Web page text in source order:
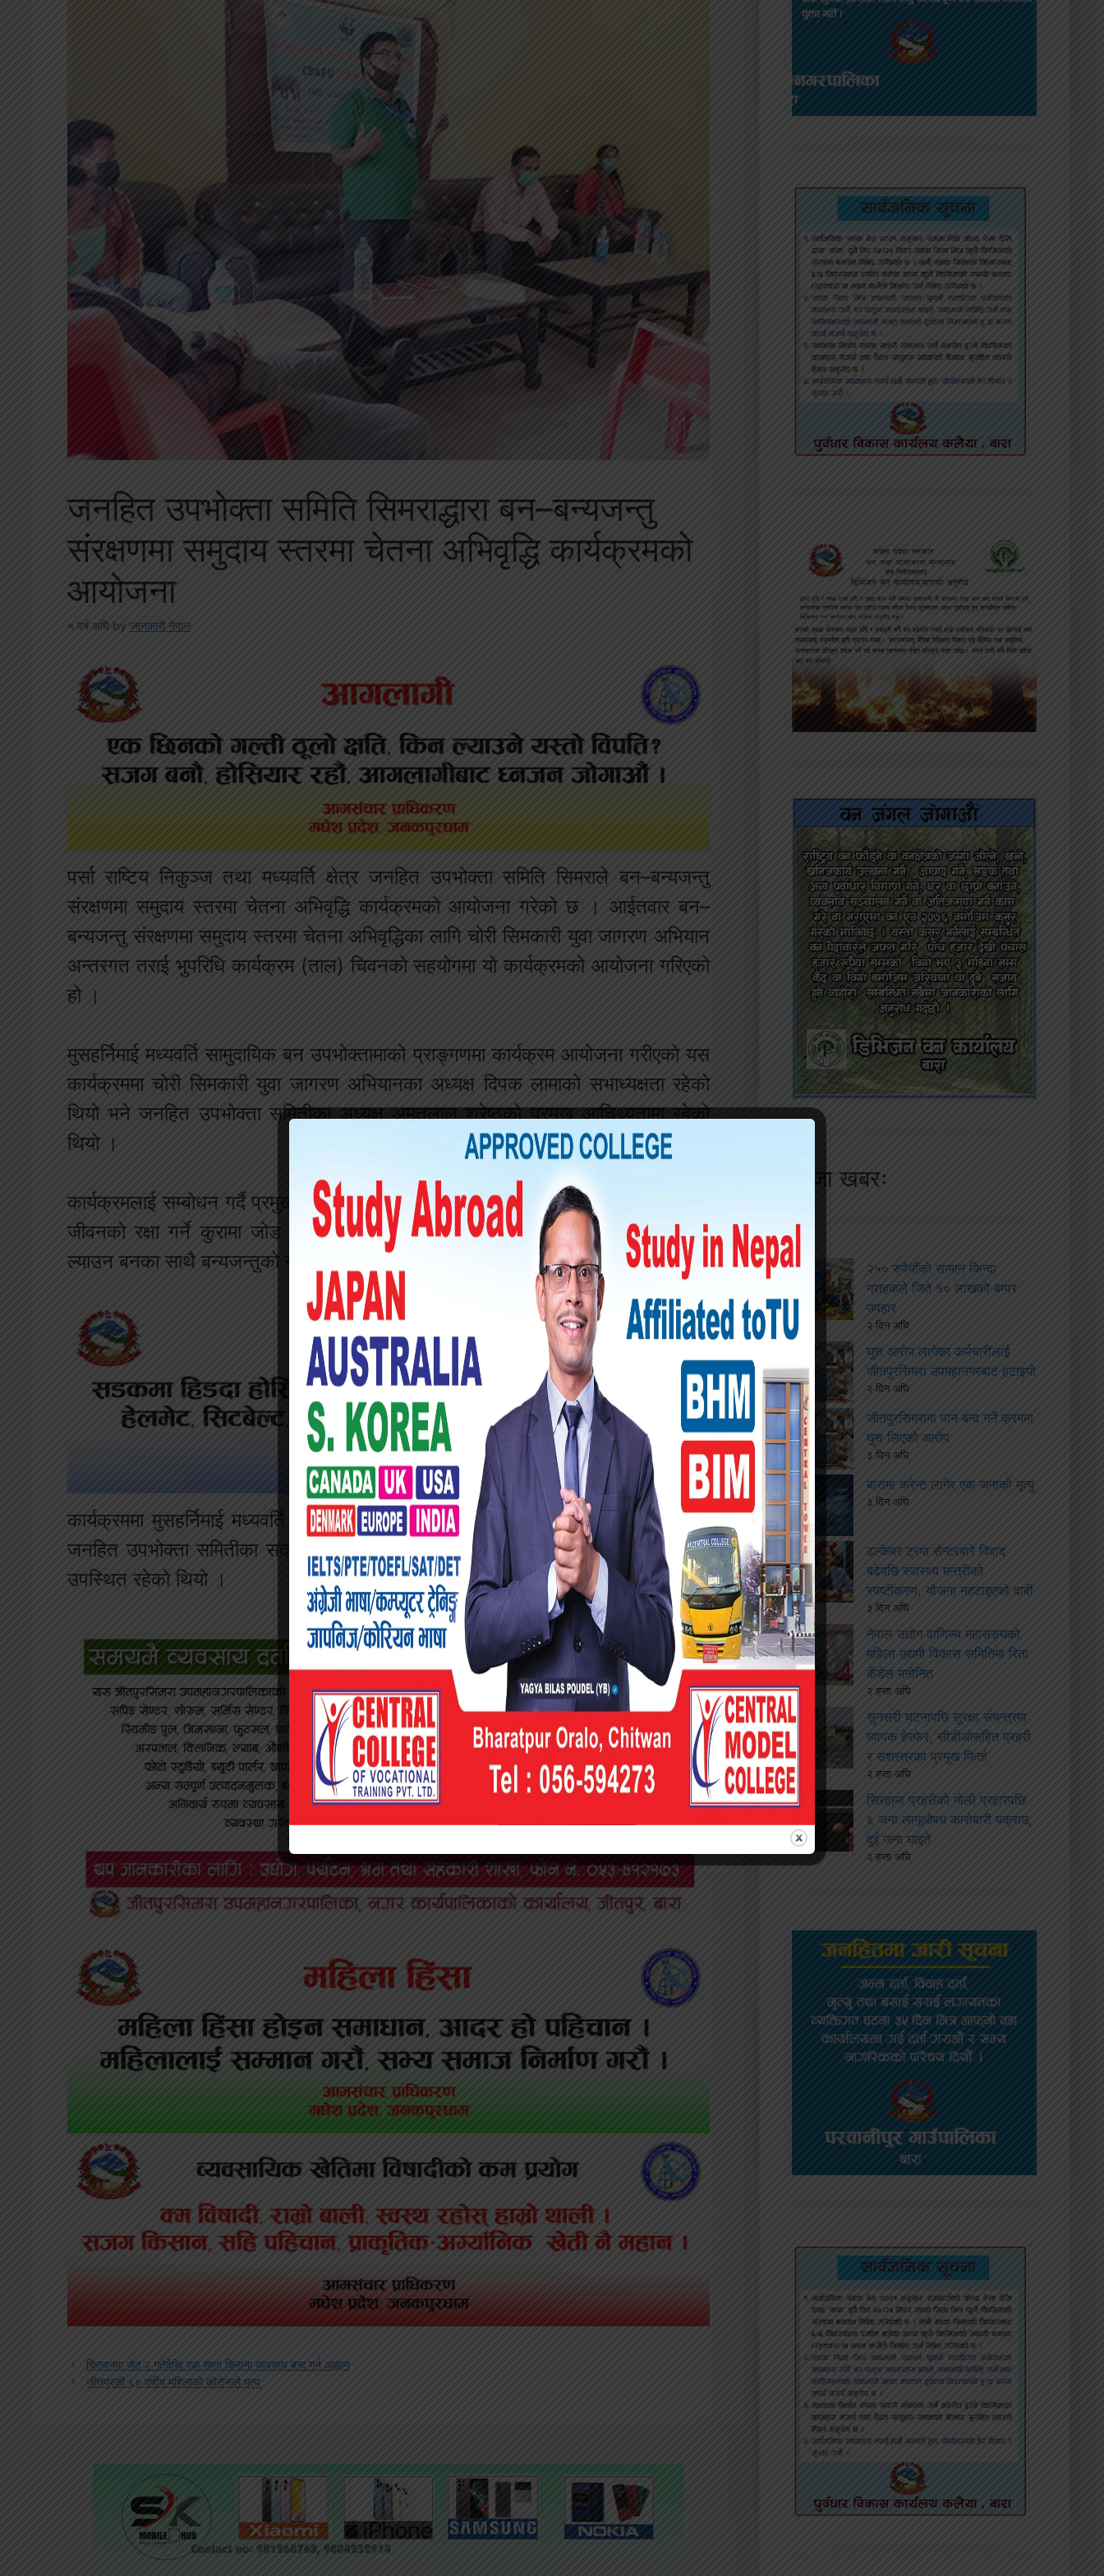
जनहित उपभोक्ता समिति सिमराद्धारा बन–बन्यजन्तु
संरक्षणमा समुदाय स्तरमा चेतना अभिवृद्धि कार्यक्रमको
आयोजना
५ वर्ष अघि by जानकारी नेपाल
पर्सा राष्टिय निकुञ्ज तथा मध्यवर्ति क्षेत्र जनहित उपभोक्ता समिति सिमराले बन–बन्यजन्तु
संरक्षणमा समुदाय स्तरमा चेतना अभिवृद्धि कार्यक्रमको आयोजना गरेको छ । आईतवार बन–
बन्यजन्तु संरक्षणमा समुदाय स्तरमा चेतना अभिवृद्धिका लागि चोरी सिमकारी युवा जागरण अभियान
अन्तरगत तराई भुपरिधि कार्यक्रम (ताल) चिवनको सहयोगमा यो कार्यक्रमको आयोजना गरिएको
हो ।
मुसहर्निमाई मध्यवर्ति सामुदायिक बन उपभोक्तामाको प्राङ्गणमा कार्यक्रम आयोजना गरीएको यस
कार्यक्रममा चोरी सिमकारी युवा जागरण अभियानका अध्यक्ष दिपक लामाको सभाध्यक्षता रहेको
थियो भने जनहित उपभोक्ता समितीका अध्यक्ष अमृतलाल श्रेष्ठको प्रमुख आचिथ्यतामा रहेको
थियो ।
कार्यक्रमलाई सम्बोधन गर्दै प्रमुख अतिथी श्रेष्ठले बन र बन्यजन्तुको संरक्षणले गनुृभनेको मानव
जीवनको रक्षा गर्ने कुरामा जोड दिनुभएको थियो । उहाँले वातावरणमा साकारात्मक प्ररिवर्तन
ल्याउन बनका साथै बन्यजन्तुको संरक्षणपनि उतिकै आवश्यक रहेको बताउनुभएको थियो ।
कार्यक्रममा मुसहर्निमाई मध्यवर्ति सामुदायिक बन उपभोक्ता समितिका अध्यक्ष कुबेरदत्त न्यौपाने,
जनहित उपभोक्ता समितीका सदस्य डिल्लि बहादुर थापा, सचिब राजन कुमार न्यौपान लगाएको
उपस्थित रहेको थियो ।
चितवनमा जेठ २ गतेदेखि एक साता किराना व्यवसाय बन्द गर्न आह्वान
जीतपुरकी ६० वर्षीय महिलाको कोरोनाले मृत्यु
ताजा खबरः
२५० रुपैयाँको सामान किन्दा
ग्राहकले जिते १० लाखको बम्पर
उपहार
२ दिन अघि
घुस आरोप लागेका कर्मचारीलाई
जीतपुरसिमरा उपमहानगरबाट हटाइयो
२ दिन अघि
जीतपुरसिमरामा पान बन्द गर्ने क्रममा
घुस लिएको आरोप
३ दिन अघि
बारामा करेन्ट लागेर एक जनाको मृत्यु
३ दिन अघि
ढल्केबर ट्रमा सेन्टरबारे विवाद
बढेपछि स्वास्थ्य मन्त्रीको
स्पष्टीकरण, योजना नहटाइएको दाबी
३ दिन अघि
नेपाल उद्योग वाणिज्य महासङ्घको
महिला उद्यमी विकास समितिमा रिता
कँडेल मनोनित
२ हप्ता अघि
सुनसरी घटनापछि सुरक्षा संयन्त्रमा
व्यापक हेरफेर, सीडीओसहित प्रहरी
र सशस्त्रका प्रमुख फिर्ता
२ हप्ता अघि
सिरहामा प्रहरीको गोली प्रहारपछि
६ जना लागूऔषध कारोबारी पक्राउ,
दुई जना घाइते
२ हप्ता अघि